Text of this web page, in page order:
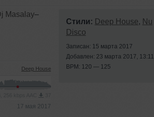
Masalay–
Deep House
17 мая 2017
Стили: Deep House, Nu
Disco
Записан: 15 марта 2017
Добавлен: 23 марта 2017, 13:11
BPM: 120 — 125